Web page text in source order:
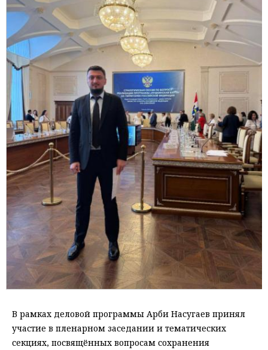
В рамках деловой программы Арби Насугаев принял
участие в пленарном заседании и тематических
секциях, посвящённых вопросам сохранения